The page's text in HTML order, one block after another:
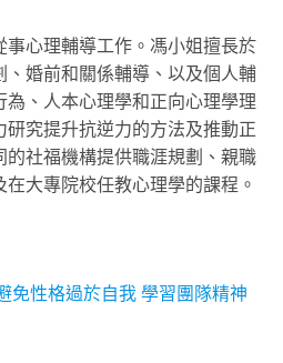
心理輔導工作。馮小姐擅長於
、婚前和關係輔導、以及個人輔
、人本心理學和正向心理學理
究提升抗逆力的方法及推動正
的社福機構提供職涯規劃、親職
大專院校任教心理學的課程。
免性格過於自我 學習團隊精神